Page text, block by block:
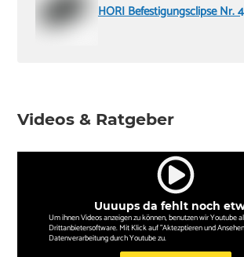
HORI Befestigungsclipse Nr. 4
Videos & Ratgeber
Uuuups da fehlt noch
Um ihnen Videos anzeigen zu können, benutzen wir Youtube
Drittanbietersoftware. Mit Klick auf "Aktezptieren und
Datenverarbeitung durch Youtube zu.